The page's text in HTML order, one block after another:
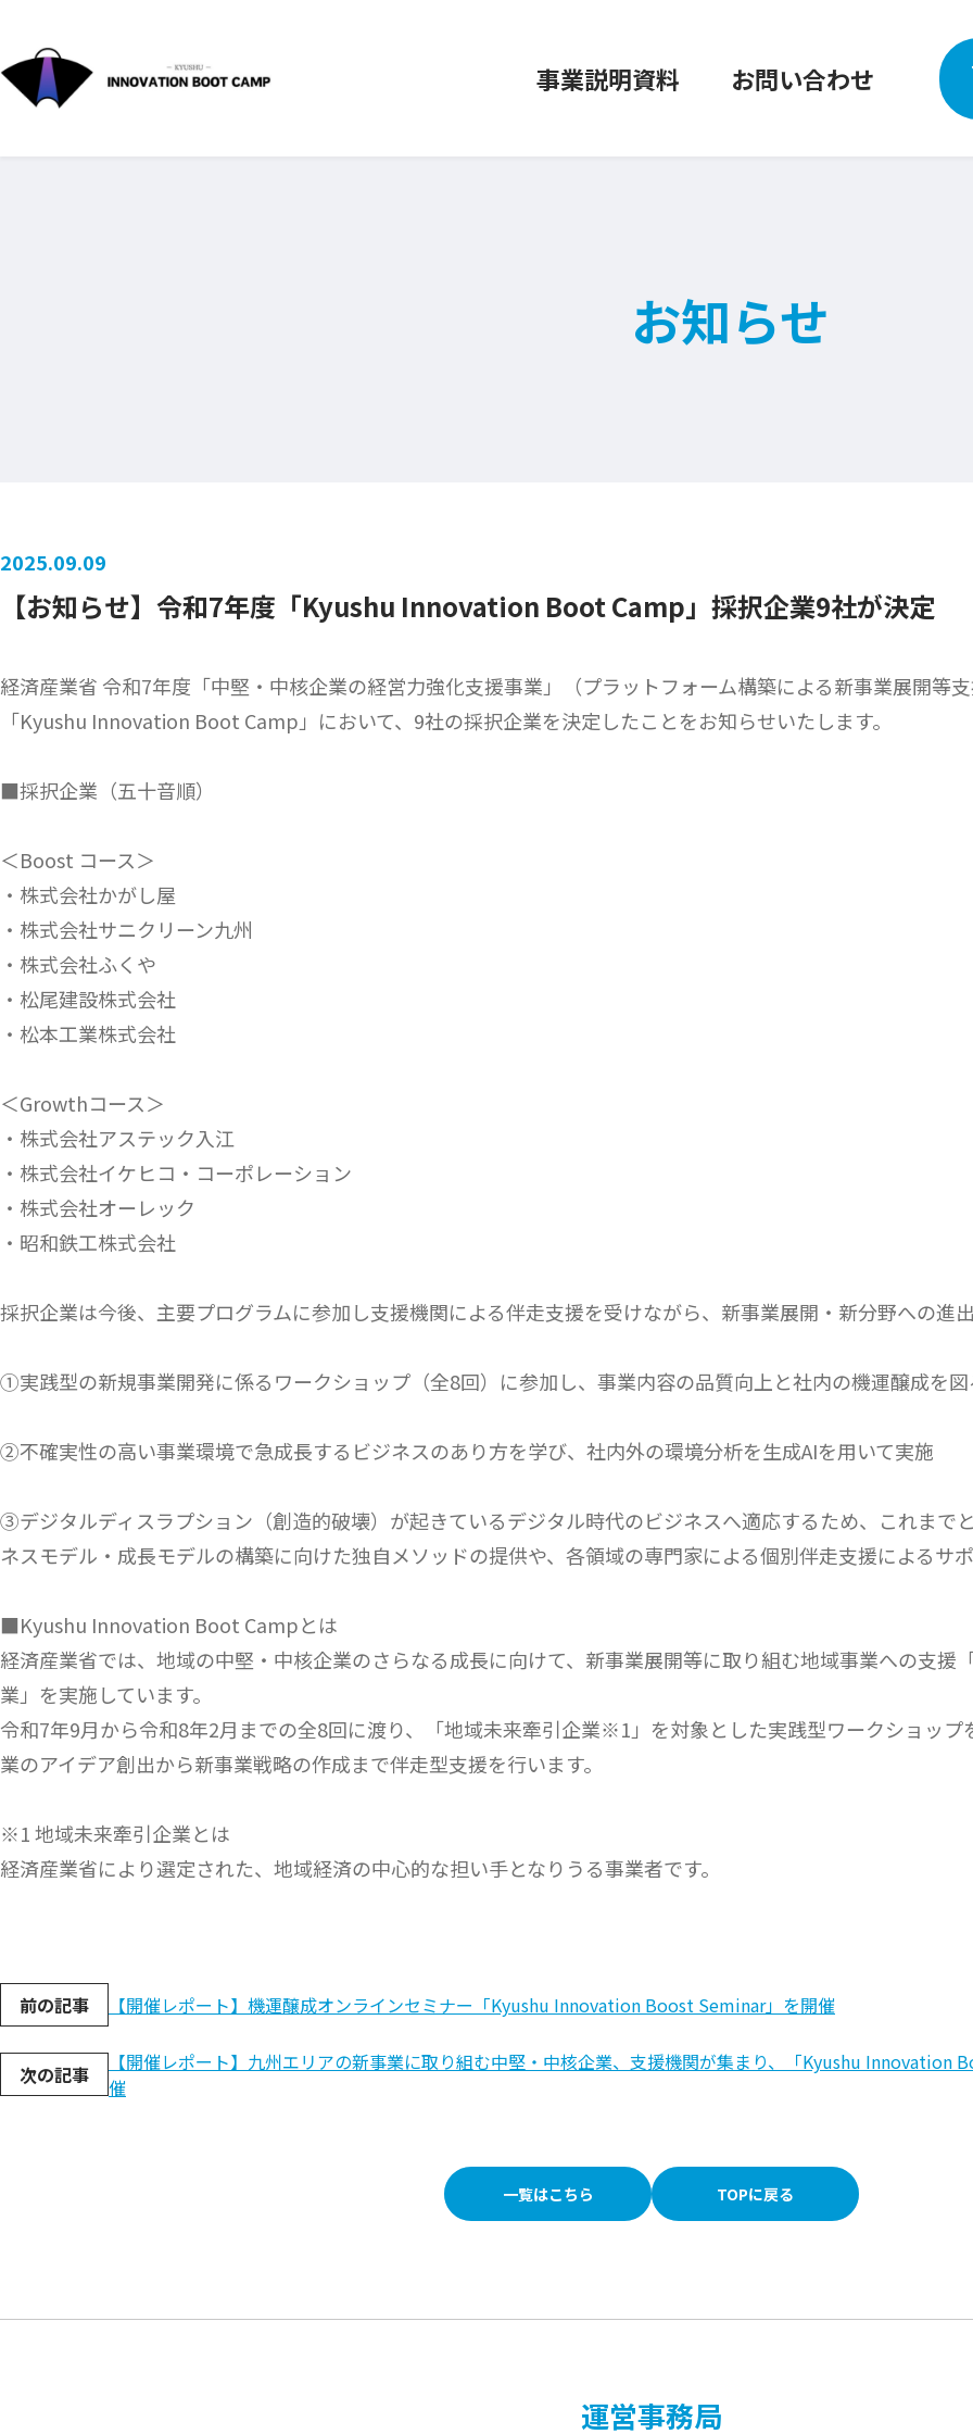
事業説明資料 お問い合わせ
お知らせ
2025.09.09
【お知らせ】令和7年度「Kyushu Innovation Boot Camp」採択企業9社が決定
経済産業省 令和7年度「中堅・中核企業の経営力強化支援事業」（プラットフォーム構築による新事業展開等
「Kyushu Innovation Boot Camp」において、9社の採択企業を決定したことをお知らせいたします。
■採択企業（五十音順）
＜Boost コース＞
・株式会社かがし屋
・株式会社サニクリーン九州
・株式会社ふくや
・松尾建設株式会社
・松本工業株式会社
＜Growthコース＞
・株式会社アステック入江
・株式会社イケヒコ・コーポレーション
・株式会社オーレック
・昭和鉄工株式会社
採択企業は今後、主要プログラムに参加し支援機関による伴走支援を受けながら、新事業展開・新分野への進出
①実践型の新規事業開発に係るワークショップ（全8回）に参加し、事業内容の品質向上と社内の機運醸成を図
②不確実性の高い事業環境で急成長するビジネスのあり方を学び、社内外の環境分析を生成AIを用いて実施
③デジタルディスラプション（創造的破壊）が起きているデジタル時代のビジネスへ適応するため、これまで
ネスモデル・成長モデルの構築に向けた独自メソッドの提供や、各領域の専門家による個別伴走支援によるサ
■Kyushu Innovation Boot Campとは
経済産業省では、地域の中堅・中核企業のさらなる成長に向けて、新事業展開等に取り組む地域事業への支援
業」を実施しています。
令和7年9月から令和8年2月までの全8回に渡り、「地域未来牽引企業※1」を対象とした実践型ワークショッ
業のアイデア創出から新事業戦略の作成まで伴走型支援を行います。
※1 地域未来牽引企業とは
経済産業省により選定された、地域経済の中心的な担い手となりうる事業者です。
前の記事 【開催レポート】機運醸成オンラインセミナー「Kyushu Innovation Boost Seminar」を開催
次の記事
【開催レポート】九州エリアの新事業に取り組む中堅・中核企業、支援機関が集まり、「Kyushu Innovation
催
一覧はこちら TOPに戻る
運営事務局